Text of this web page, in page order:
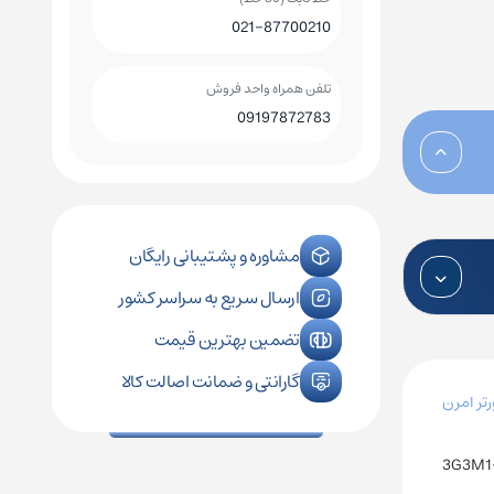
رله فیندر
رله فونیکس
رله امرن
کنترل فاز اشنایدر
امرن
021-87700210
تلفن همراه واحد فروش
09197872783
مشاوره و پشتیبانی رایگان
ارسال سریع به سراسر کشور
تضمین بهترین قیمت
گارانتی و ضمانت اصالت کالا